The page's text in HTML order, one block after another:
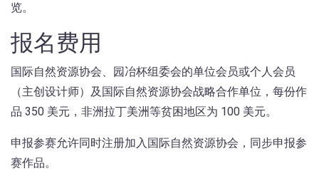
览。
报名费用
国际自然资源协会、园冶杯组委会的单位会员或个人会员
（主创设计师）及国际自然资源协会战略合作单位，每份作
品 350 美元，非洲拉丁美洲等贫困地区为 100 美元。
申报参赛允许同时注册加入国际自然资源协会，同步申报参
赛作品。